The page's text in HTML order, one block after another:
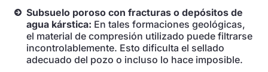
Subsuelo poroso con fracturas o depósitos de
agua kárstica: En tales formaciones geológicas,
el material de compresión utilizado puede filtrarse
incontrolablemente. Esto dificulta el sellado
adecuado del pozo o incluso lo hace imposible.